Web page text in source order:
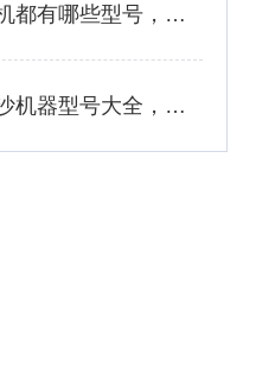
石头磨粉机都有哪些型号，报价是多少钱？
河卵石治沙机器型号大全，多少钱一台？